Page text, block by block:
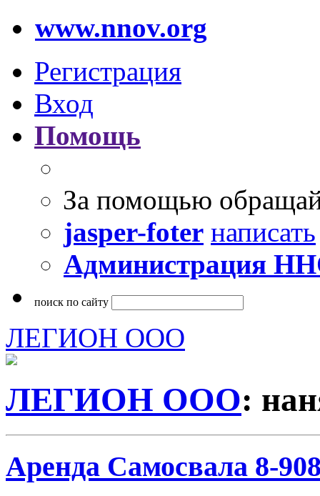
www.nnov.org
Регистрация
Вход
Помощь
За помощью
jasper-foter написать
Администрация
поиск по сайту
ЛЕГИОН ООО
ЛЕГИОН ООО:
Аренда Самосвала 8-